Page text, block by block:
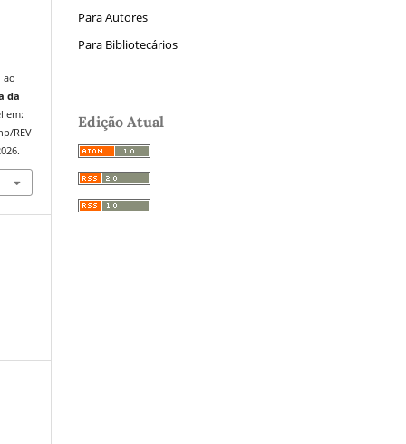
ao
da
em:
REV
Para Autores
Para Bibliotecários
Edição Atual